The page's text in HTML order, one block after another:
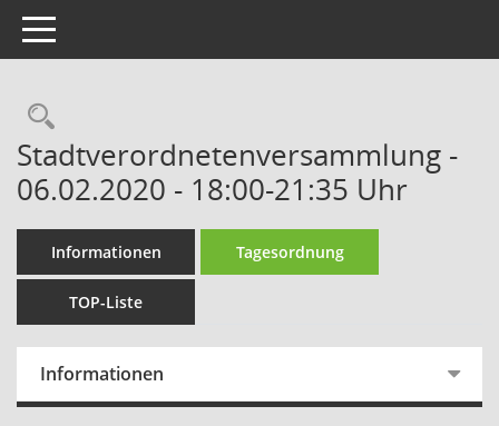
Toggle navigation
Rechercheauswahl
Stadtverordnetenversammlung -
06.02.2020 - 18:00-21:35 Uhr
Informationen Tagesordnung
TOP-Liste
Informationen